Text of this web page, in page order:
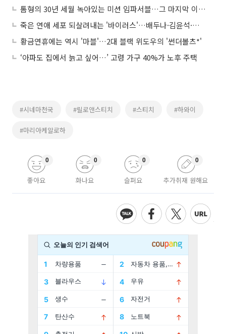
톰형의 30년 세월 녹아있는 미션 임파서블…그 마지막 이야기
죽은 연애 세포 되살려내는 '바이러스'…배두나·김윤석·장기하의 만남
황금연휴에는 역시 '마블'…2대 블랙 위도우의 '썬더볼츠*'
‘아파도 집에서 늙고 싶어…’ 고령 가구 40%가 노후 주택
#시네마천국 #릴로앤스티치 #스티치 #하와이
#마리아케알로하
좋아요
0
화나요
0
슬퍼요
0
추가취재 원해요
0